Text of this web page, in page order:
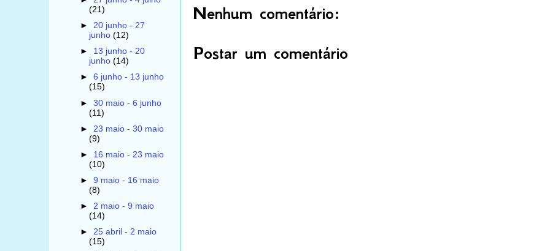
Nenhum comentário:
Postar um comentário
(21)
► 20 junho - 27
junho (12)
► 13 junho - 20
junho (14)
► 6 junho - 13 junho
(15)
► 30 maio - 6 junho
(11)
► 23 maio - 30 maio
(9)
► 16 maio - 23 maio
(10)
► 9 maio - 16 maio
(8)
► 2 maio - 9 maio
(14)
► 25 abril - 2 maio
(15)